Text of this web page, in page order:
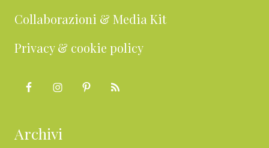
Collaborazioni & Media Kit
Privacy & cookie policy
Archivi